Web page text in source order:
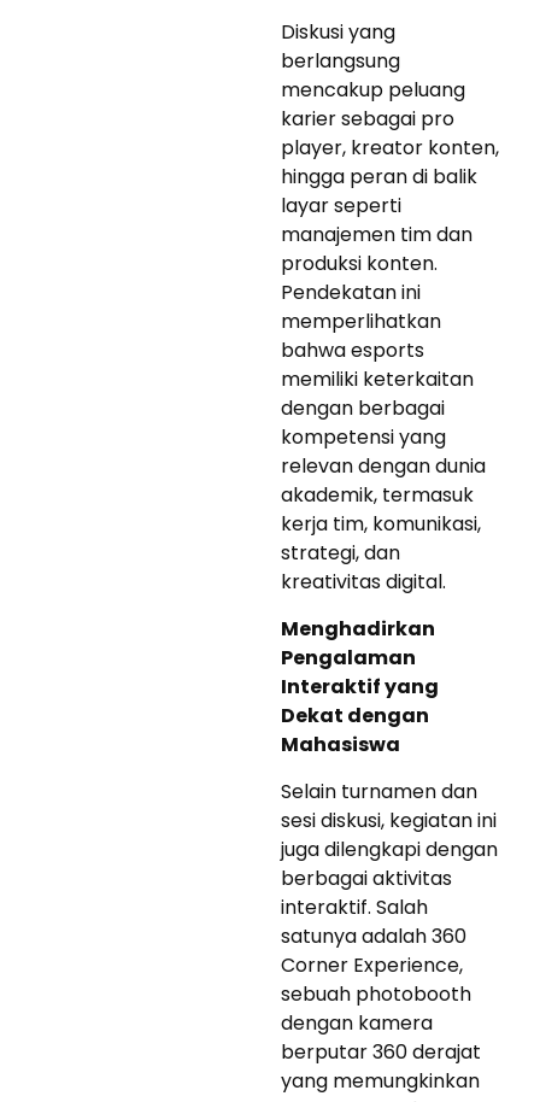
Diskusi yang
berlangsung
mencakup peluang
karier sebagai pro
player, kreator konten,
hingga peran di balik
layar seperti
manajemen tim dan
produksi konten.
Pendekatan ini
memperlihatkan
bahwa esports
memiliki keterkaitan
dengan berbagai
kompetensi yang
relevan dengan dunia
akademik, termasuk
kerja tim, komunikasi,
strategi, dan
kreativitas digital.
Menghadirkan
Pengalaman
Interaktif yang
Dekat dengan
Mahasiswa
Selain turnamen dan
sesi diskusi, kegiatan ini
juga dilengkapi dengan
berbagai aktivitas
interaktif. Salah
satunya adalah 360
Corner Experience,
sebuah photobooth
dengan kamera
berputar 360 derajat
yang memungkinkan